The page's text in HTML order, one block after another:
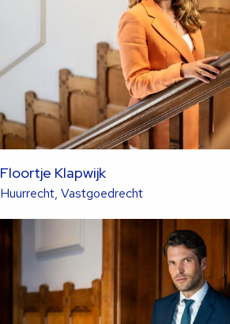
Floortje Klapwijk
Huurrecht, VastgoedrechtLees
over
deze
advocaat